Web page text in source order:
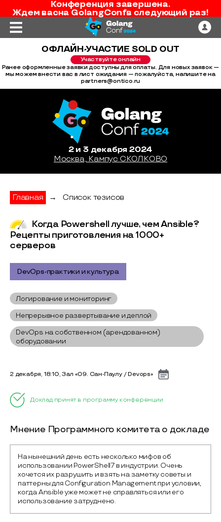
Конференция завершена.
Ждем васна GolangConfв следующий раз!
ОФЛАЙН-УЧАСТИЕ SOLD OUT
Участвуйте онлайн
Ранее оформленные заявки доступны для оплаты. Для новых заявок —
мы можем внести вас в лист ожидания — пожалуйста, напишите на
partners@ontico.ru
2 и 3 декабря 2024
Москва, Кампус СКОЛКОВО
Главная → Список тезисов
Когда Powershell лучше, чем Ansible?
Рецепты приготовления на 1000+
серверов
DevOps-практики и культура
Логирование и мониторинг
Непрерывное развертывание и деплой
DevOps на собственном (арендованном)
оборудовании
2 декабря, 18:10, Зал «09. Сан-Паулу / Devops»
Доклад принят в программу конференции
Мнение Программного комитета о докладе
На нынешний день есть несколько мифов об
использовании PowerShell7 в индустрии. Очень
хочется их разрушить и взять на заметку советы и
паттерны для Configuration Management при условии,
когда Ansible уже может не справляться или его
использование затруднено.